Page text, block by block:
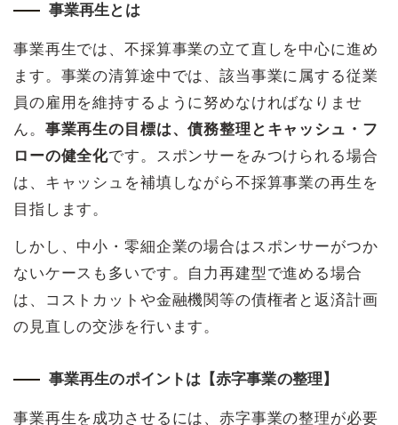
事業再生とは
事業再生では、不採算事業の立て直しを中心に進め
ます。事業の清算途中では、該当事業に属する従業
員の雇用を維持するように努めなければなりませ
ん。 事業再生の目標は、債務整理とキャッシュ・フ
ローの健全化です。スポンサーをみつけられる場合
は、キャッシュを補填しながら不採算事業の再生を
目指します。
しかし、中小・零細企業の場合はスポンサーがつか
ないケースも多いです。自力再建型で進める場合
は、コストカットや金融機関等の債権者と返済計画
の見直しの交渉を行います。
事業再生のポイントは【赤字事業の整理】
事業再生を成功させるには、赤字事業の整理が必要